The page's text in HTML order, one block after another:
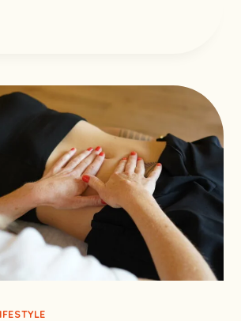
S’ÉVEILLE
AU
PRINTEMPS